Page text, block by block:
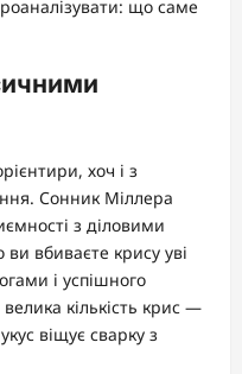
що саме
хоч і з
Сонник Міллера
з діловими
вбиваєте крису уві
і успішного
кількість крис —
віщує сварку з